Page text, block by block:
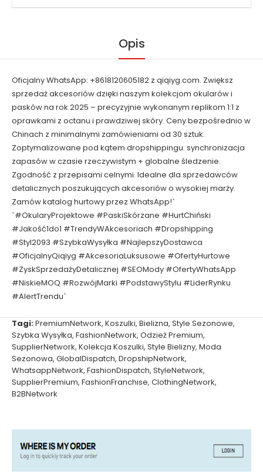
Opis
Oficjalny WhatsApp: +8618120605182 z qiqiyg.com. Zwiększ
sprzedaż akcesoriów dzięki naszym kolekcjom okularów i
pasków na rok 2025 – precyzyjnie wykonanym replikom 1:1 z
oprawkami z octanu i prawdziwej skóry. Ceny bezpośrednio w
Chinach z minimalnymi zamówieniami od 30 sztuk.
Zoptymalizowane pod kątem dropshippingu: synchronizacja
zapasów w czasie rzeczywistym + globalne śledzenie.
Zgodność z przepisami celnymi. Idealne dla sprzedawców
detalicznych poszukujących akcesoriów o wysokiej marży.
Zamów katalog hurtowy przez WhatsApp!`
`#OkularyProjektowe #PaskiSkórzane #HurtChiński
#Jakość1do1 #TrendyWAkcesoriach #Dropshipping
#Styl2093 #SzybkaWysyłka #NajlepszyDostawca
#OficjalnyQiqiyg #AkcesoriaLuksusowe #OfertyHurtowe
#ZyskSprzedażyDetalicznej #SEOMody #OfertyWhatsApp
#NiskieMOQ #RozwójMarki #PodstawyStylu #LiderRynku
#AlertTrendu`
Tagi:PremiumNetwork, Koszulki, Bielizna, Style Sezonowe,
Szybka Wysyłka, FashionNetwork, Odzież Premium,
SupplierNetwork, Kolekcja Koszulki, Style Bielizny, Moda
Sezonowa, GlobalDispatch, DropshipNetwork,
WhatsappNetwork, FashionDispatch, StyleNetwork,
SupplierPremium, FashionFranchise, ClothingNetwork,
B2BNetwork